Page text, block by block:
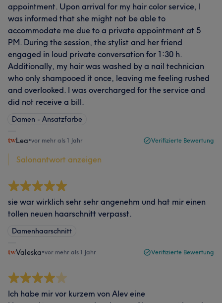
appointment. Upon arrival for my hair color service, I
was informed that she might not be able to
accommodate me due to a private appointment at 5
PM. During the session, the stylist and her friend
engaged in loud private conversation for 1:30 h.
Additionally, my hair was washed by a nail technician
who only shampooed it once, leaving me feeling rushed
and overlooked. I was overcharged for the service and
did not receive a bill.
Damen - Ansatzfarbe
Lea•vor mehr als 1 Jahr Verifizierte Bewertung
Salonantwort anzeigen
sie war wirklich sehr sehr angenehm und hat mir einen
tollen neuen haarschnitt verpasst.
Damenhaarschnitt
Valeska•vor mehr als 1 Jahr Verifizierte Bewertung
Ich habe mir vor kurzem von Alev eine